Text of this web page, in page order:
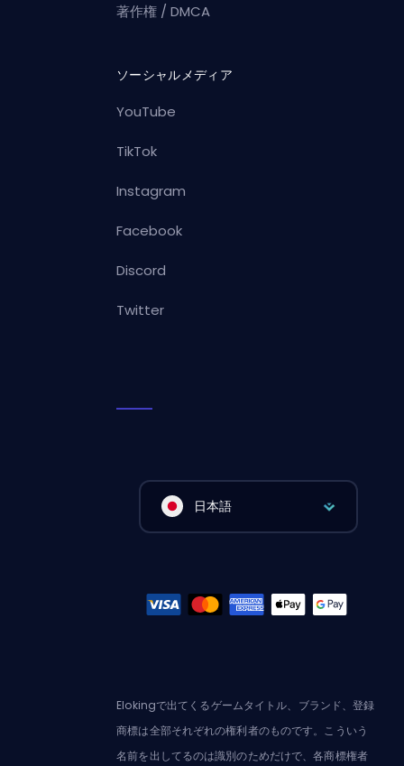
著作権 / DMCA
ソーシャルメディア
YouTube
TikTok
Instagram
Facebook
Discord
Twitter
日本語
Elokingで出てくるゲームタイトル、ブランド、登録
商標は全部それぞれの権利者のものです。こういう
名前を出してるのは識別のためだけで、各商標権者